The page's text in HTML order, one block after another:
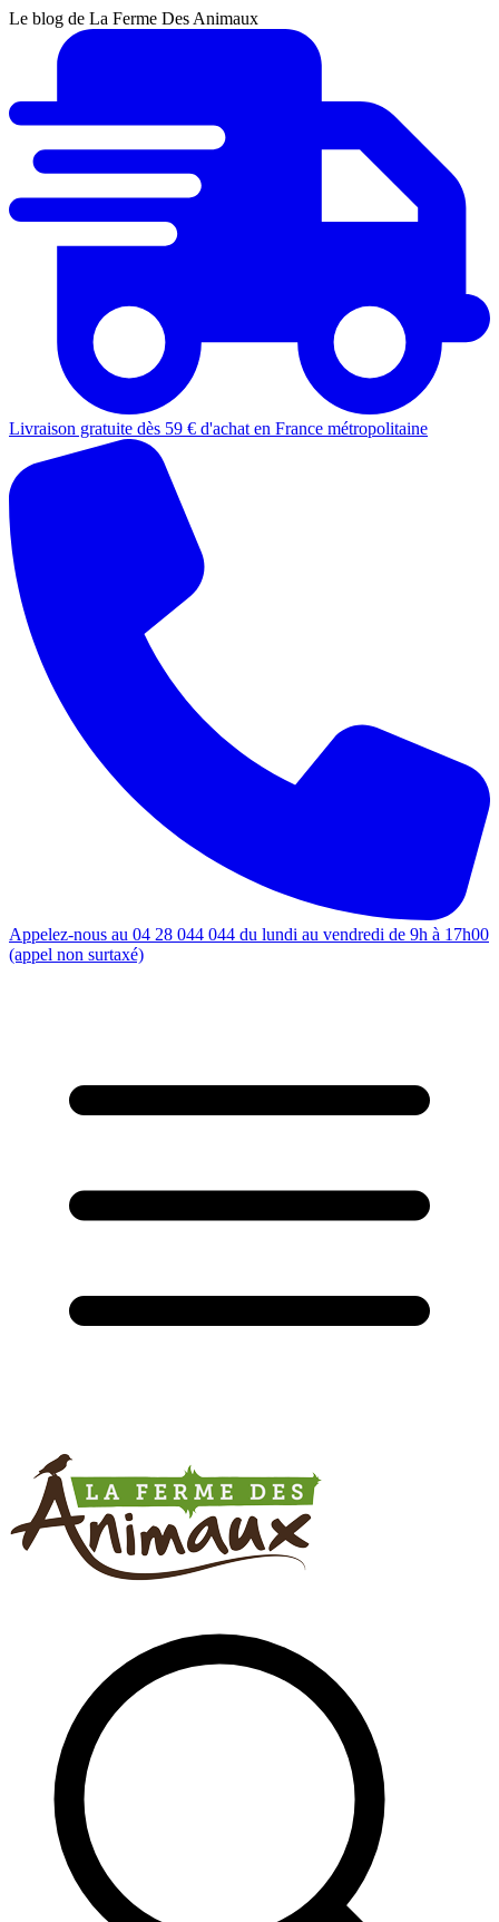
Le blog de La Ferme Des Animaux
Livraison gratuite dès 59 € d'achat en France métropolitaine
Appelez-nous au 04 28 044 044 du lundi au vendredi de 9h à 17h00
(appel non surtaxé)